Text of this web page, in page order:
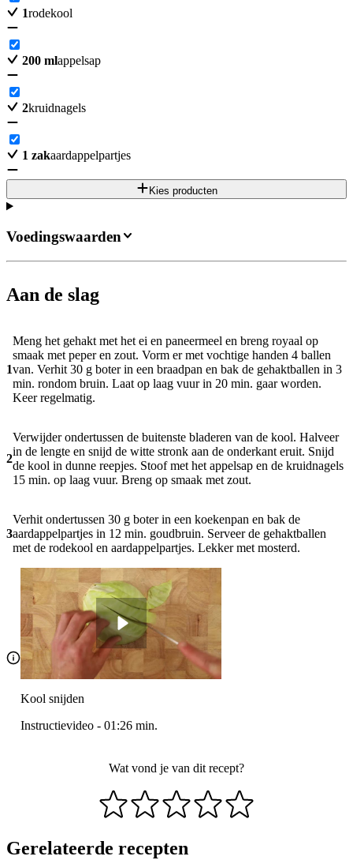
1rodekool
200 mlappelsap
2kruidnagels
1 zakaardappelpartjes
Kies producten
Aan de slag
1
Meng het gehakt met het ei en paneermeel en breng royaal op
smaak met peper en zout. Vorm er met vochtige handen 4 ballen
van. Verhit 30 g boter in een braadpan en bak de gehaktballen in 3
min. rondom bruin. Laat op laag vuur in 20 min. gaar worden.
Keer regelmatig.
2
Verwijder ondertussen de buitenste bladeren van de kool. Halveer
in de lengte en snijd de witte stronk aan de onderkant eruit. Snijd
de kool in dunne reepjes. Stoof met het appelsap en de kruidnagels
15 min. op laag vuur. Breng op smaak met zout.
3
Verhit ondertussen 30 g boter in een koekenpan en bak de
aardappelpartjes in 12 min. goudbruin. Serveer de gehaktballen
met de rodekool en aardappelpartjes. Lekker met mosterd.
Kool snijden
Instructievideo - 01:26 min.
Wat vond je van dit recept?
Voedingswaarden
Gerelateerde recepten